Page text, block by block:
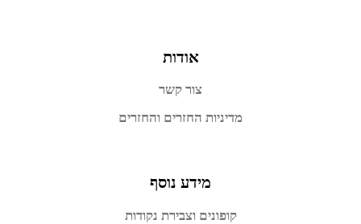
אודות
צור קשר
מדיניות החזרים והחזרים
מידע נוסף
קופונים וצבירת נקודות